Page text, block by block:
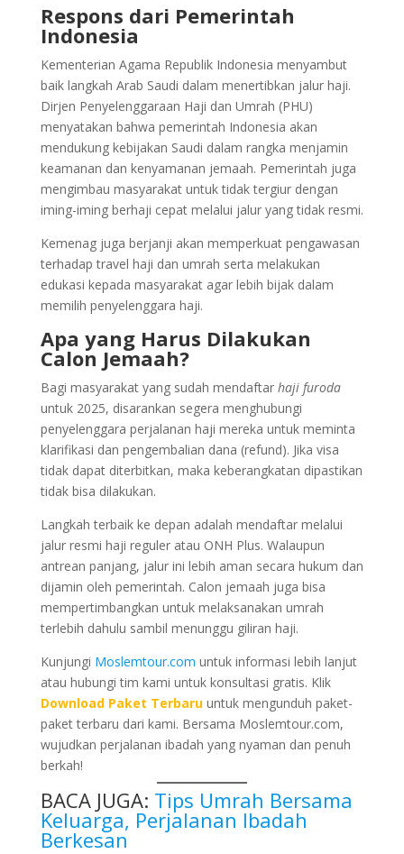
Respons dari Pemerintah
Indonesia
Kementerian Agama Republik Indonesia menyambut
baik langkah Arab Saudi dalam menertibkan jalur haji.
Dirjen Penyelenggaraan Haji dan Umrah (PHU)
menyatakan bahwa pemerintah Indonesia akan
mendukung kebijakan Saudi dalam rangka menjamin
keamanan dan kenyamanan jemaah. Pemerintah juga
mengimbau masyarakat untuk tidak tergiur dengan
iming-iming berhaji cepat melalui jalur yang tidak resmi.
Kemenag juga berjanji akan memperkuat pengawasan
terhadap travel haji dan umrah serta melakukan
edukasi kepada masyarakat agar lebih bijak dalam
memilih penyelenggara haji.
Apa yang Harus Dilakukan
Calon Jemaah?
Bagi masyarakat yang sudah mendaftar haji furoda
untuk 2025, disarankan segera menghubungi
penyelenggara perjalanan haji mereka untuk meminta
klarifikasi dan pengembalian dana (refund). Jika visa
tidak dapat diterbitkan, maka keberangkatan dipastikan
tidak bisa dilakukan.
Langkah terbaik ke depan adalah mendaftar melalui
jalur resmi haji reguler atau ONH Plus. Walaupun
antrean panjang, jalur ini lebih aman secara hukum dan
dijamin oleh pemerintah. Calon jemaah juga bisa
mempertimbangkan untuk melaksanakan umrah
terlebih dahulu sambil menunggu giliran haji.
Kunjungi Moslemtour.com untuk informasi lebih lanjut
atau hubungi tim kami untuk konsultasi gratis. Klik
Download Paket Terbaruuntuk mengunduh paket-
paket terbaru dari kami. Bersama Moslemtour.com,
wujudkan perjalanan ibadah yang nyaman dan penuh
berkah!
BACA JUGA: Tips Umrah Bersama
Keluarga, Perjalanan Ibadah
Berkesan